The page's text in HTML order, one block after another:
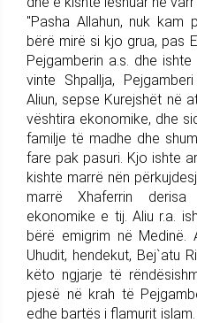
"Pasha Allahun, nuk
bërë mirë si kjo grua, pas
Pejgamberin a.s. dhe
vinte Shpallja,
Aliun, sepse Kurejshët në
vështira ekonomike, dhe
familje të madhe dhe
fare pak pasuri. Kjo ishte
kishte marrë nën
marrë Xhaferrin
ekonomike e tij. Aliu r.a.
bërë emigrim në
Uhudit, hendekut, Bej`atu
këto ngjarje të
pjesë në krah të
edhe bartës i flamurit